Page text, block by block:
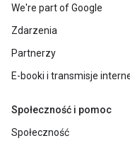
We're part of Google
Zdarzenia
Partnerzy
E-booki i transmisje
Społeczność i pomoc
Społeczność